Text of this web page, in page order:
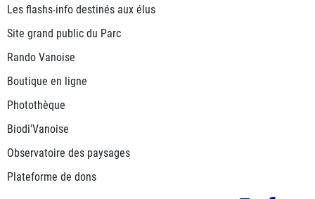
Les flashs-info destinés aux élus
Site grand public du Parc
Rando Vanoise
Boutique en ligne
Photothèque
Biodi'Vanoise
Observatoire des paysages
Plateforme de dons